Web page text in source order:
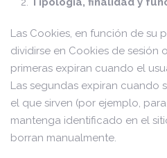
Las Cookies, en función de su
dividirse en Cookies de sesión
primeras expiran cuando el
Las segundas expiran cuando
el que sirven (por ejemplo,
mantenga identificado en el
borran manualmente.